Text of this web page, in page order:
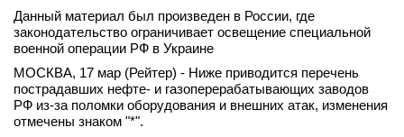
Lifestyle
Мероприятия
Новости
Данный материал был произведен в России, где
законодательство ограничивает освещение специальной
военной операции РФ в Украине
МОСКВА, 17 мар (Рейтер) - Ниже приводится перечень
пострадавших нефте- и газоперерабатывающих заводов
РФ из-за поломки оборудования и внешних атак, изменения
отмечены знаком "*".